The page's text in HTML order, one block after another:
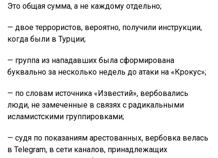
Это общая сумма, а не каждому отдельно;
— двое террористов, вероятно, получили инструкции,
когда были в Турции;
— группа из нападавших была сформирована
буквально за несколько недель до атаки на «Крокус»;
— по словам источника «Известий», вербовались
люди, не замеченные в связях с радикальными
исламистскими группировками;
— судя по показаниям арестованных, вербовка велась
в Telegram, в сети каналов, принадлежащих